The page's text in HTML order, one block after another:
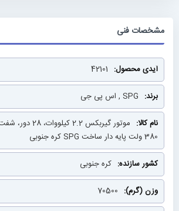
مشخصات فنی
مشخصات
فنی 42101
SPG , اس پی جی
380 ولت پایه دار ساخت SPG کره جنوبی
کره جنوبی
70500